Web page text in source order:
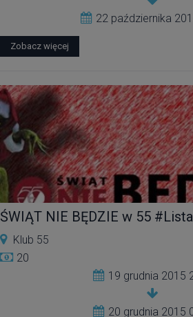
22 października
Zobacz więcej
ŚWIĄT NIE BĘDZIE w 55
Klub 55
20
19 grudnia 2015
20 grudnia 2015